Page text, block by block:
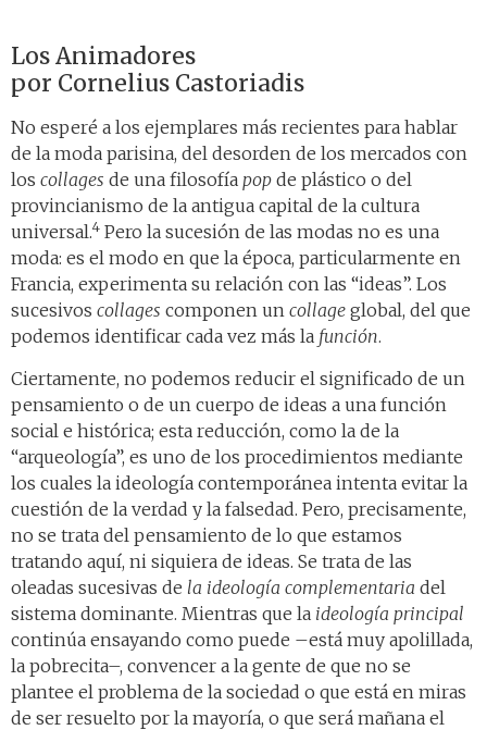
Los Animadores
por Cornelius Castoriadis
No esperé a los ejemplares más recientes para hablar
de la moda parisina, del desorden de los mercados con
los collages de una filosofía pop de plástico o del
provincianismo de la antigua capital de la cultura
universal.4 Pero la sucesión de las modas no es una
moda: es el modo en que la época, particularmente en
Francia, experimenta su relación con las “ideas”. Los
sucesivos collages componen un collage global, del que
podemos identificar cada vez más la función.
Ciertamente, no podemos reducir el significado de un
pensamiento o de un cuerpo de ideas a una función
social e histórica; esta reducción, como la de la
“arqueología”, es uno de los procedimientos mediante
los cuales la ideología contemporánea intenta evitar la
cuestión de la verdad y la falsedad. Pero, precisamente,
no se trata del pensamiento de lo que estamos
tratando aquí, ni siquiera de ideas. Se trata de las
oleadas sucesivas de la ideología complementaria del
sistema dominante. Mientras que la ideología principal
continúa ensayando como puede –está muy apolillada,
la pobrecita–, convencer a la gente de que no se
plantee el problema de la sociedad o que está en miras
de ser resuelto por la mayoría, o que será mañana el